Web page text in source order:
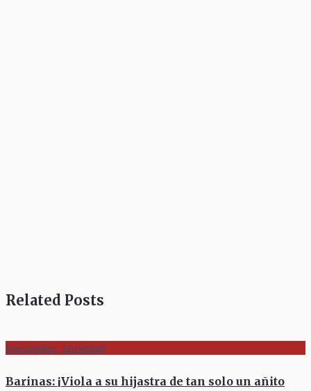
Related Posts
Nacionales, Sociedad
Barinas: ¡Viola a su hijastra de tan solo un añito